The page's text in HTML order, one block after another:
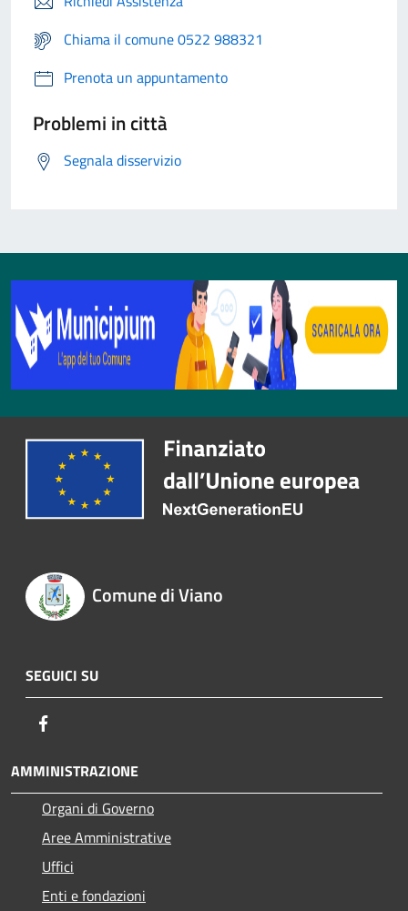
Chiama il comune 0522 988321
Prenota un appuntamento
Problemi in città
Segnala disservizio
Comune di Viano
SEGUICI SU
AMMINISTRAZIONE
Organi di Governo
Aree Amministrative
Uffici
Enti e fondazioni